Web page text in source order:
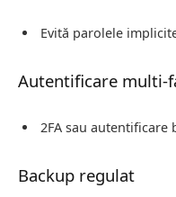
Evită parolele
Autentificare multi-
2FA sau
Backup regulat